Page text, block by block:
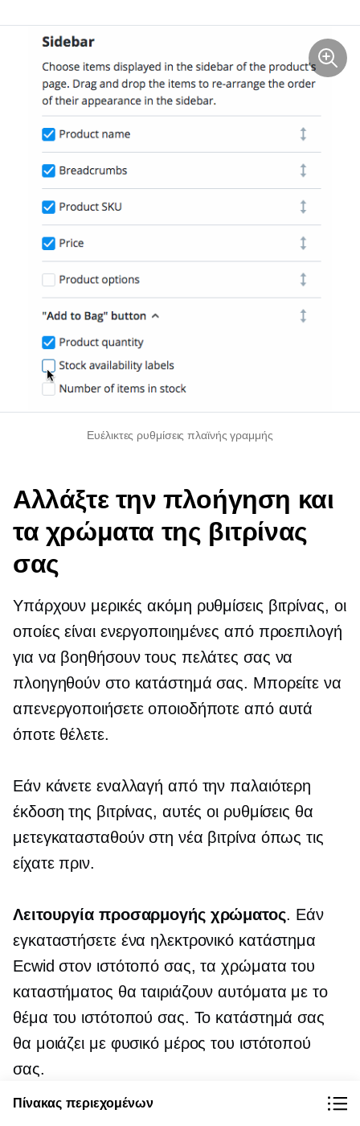
Ευέλικτες ρυθμίσεις πλαϊνής γραμμής
Αλλάξτε την πλοήγηση και
τα χρώματα της βιτρίνας
σας
Υπάρχουν μερικές ακόμη ρυθμίσεις βιτρίνας, οι
οποίες είναι ενεργοποιημένες από προεπιλογή
για να βοηθήσουν τους πελάτες σας να
πλοηγηθούν στο κατάστημά σας. Μπορείτε να
απενεργοποιήσετε οποιοδήποτε από αυτά
όποτε θέλετε.
Εάν κάνετε εναλλαγή από την παλαιότερη
έκδοση της βιτρίνας, αυτές οι ρυθμίσεις θα
μετεγκατασταθούν στη νέα βιτρίνα όπως τις
είχατε πριν.
Λειτουργία προσαρμογής χρώματος. Εάν
εγκαταστήσετε ένα ηλεκτρονικό κατάστημα
Ecwid στον ιστότοπό σας, τα χρώματα του
καταστήματος θα ταιριάζουν αυτόματα με το
θέμα του ιστότοπού σας. Το κατάστημά σας
θα μοιάζει με φυσικό μέρος του ιστότοπού
σας.
Πίνακας περιεχομένων